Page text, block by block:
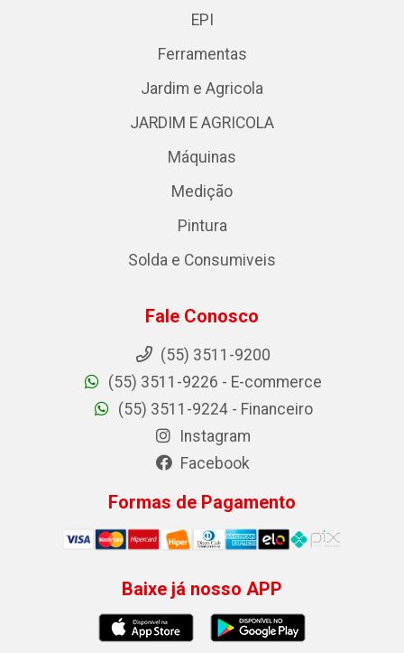
EPI
Ferramentas
Jardim e Agricola
JARDIM E AGRICOLA
Máquinas
Medição
Pintura
Solda e Consumiveis
Fale Conosco
(55) 3511-9200
(55) 3511-9226 - E-commerce
(55) 3511-9224 - Financeiro
Instagram
Facebook
Formas de Pagamento
Baixe já nosso APP